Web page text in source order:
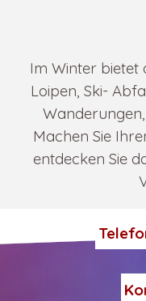
Im Winter bietet
Loipen,Ski-
Machen Sie
entdecken Sie